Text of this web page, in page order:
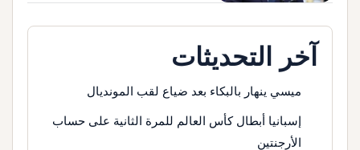
آخر التحديثات
ميسي ينهار بالبكاء بعد ضياع لقب المونديال
إسبانيا أبطال كأس العالم للمرة الثانية على حساب
الأرجنتين